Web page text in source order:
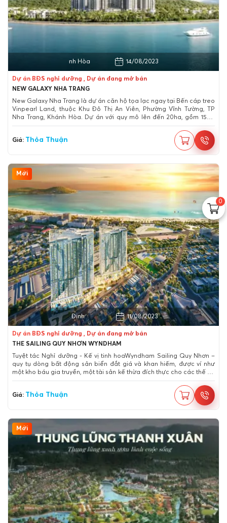
0
Thành phố Nha Trang, Khánh Hòa
14/08/2023
Dự án BĐS nghỉ dưỡng , Dự án đang mở bán
NEW GALAXY NHA TRANG
New Galaxy Nha Trang là dự án căn hộ tọa lạc ngay tại Bến cáp treo
Vinpearl Land, thuộc Khu Đô Thị An Viên, Phường Vĩnh Tường, TP
Nha Trang, Khánh Hòa. Dự án với quy mô lên đến 20ha, gồm 1500
căn hộ cao cấp do Hưng Thịnh Corp làm chủ đầu tư. Trong khi thị
trường bất động sản tại Nha Trang chủ yếu nghiêng nhiều về các dự
án Resort nghỉ dưỡng thì sự có mặt của New Galaxy Nha Trang tựa
như “cơn mưa rào giữa nắng hạ” giúp đáp ứng nhu cầu về một nơi
Giá: Thỏa Thuận
Mới
Thành phố Quy Nhơn, Bình Định
11/08/2023
Dự án BĐS nghỉ dưỡng , Dự án đang mở bán
THE SAILING QUY NHƠN WYNDHAM
Tuyệt tác Nghỉ dưỡng - Kế vị tinh hoaWyndham Sailing Quy Nhơn –
quy tụ dòng bất động sản biển đắt giá và khan hiếm, được ví như
một kho báu gia truyền, một tài sản kế thừa đích thực cho các thế hệ
tinh hoa cùng tận hưởng những giá trị sinh lời tiếp nối.
Giá: Thỏa Thuận
Mới